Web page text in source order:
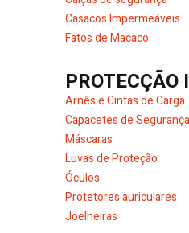
Casacos Impermeáveis
Fatos de Macaco
Arnês e
Capacetes de Segurança
Máscaras
Luvas de Proteção
Óculos
Protetores auriculares
Joelheiras